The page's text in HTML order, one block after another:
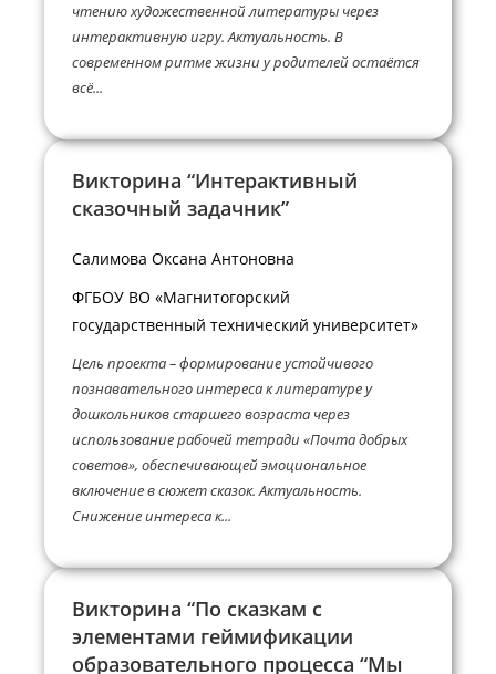
чтению художественной литературы через
интерактивную игру. Актуальность. В
современном ритме жизни у родителей остаётся
всё...
Викторина “Интерактивный
сказочный задачник”
Салимова Оксана Антоновна
ФГБОУ ВО «Магнитогорский
государственный технический университет»
Цель проекта – формирование устойчивого
познавательного интереса к литературе у
дошкольников старшего возраста через
использование рабочей тетради «Почта добрых
советов», обеспечивающей эмоциональное
включение в сюжет сказок. Актуальность.
Снижение интереса к...
Викторина “По сказкам с
элементами геймификации
образовательного процесса “Мы